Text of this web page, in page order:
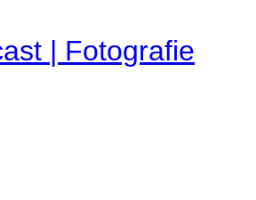
| Fotografie